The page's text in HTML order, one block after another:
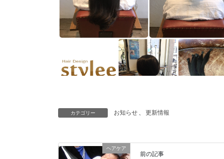
カテゴリー お知らせ 更新情報
ヘアケア
前の記事